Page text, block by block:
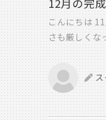
ざいます。
す。 完成が
いたのですが
お！？！？
定をしてくれ
ズ最高です！
猫たちを見つ
す。） それ
気をつけてお
12月の完
こんにちは
さも厳しく
月もイベン
にて 完成見
12/12（日）
す！！ ※ど
市挾間町 ☞☞